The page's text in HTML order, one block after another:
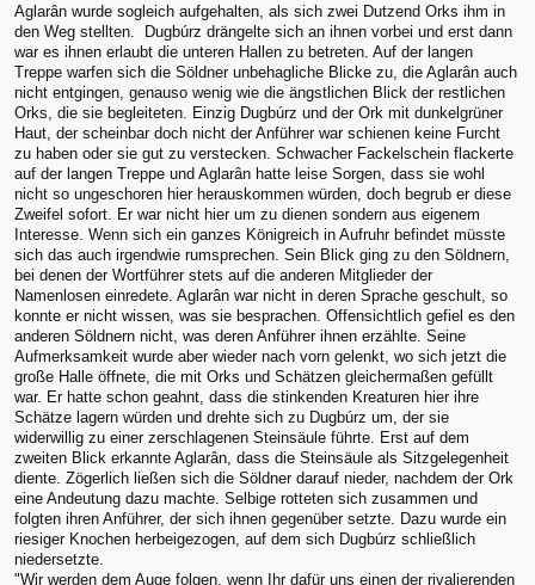
Aglarân wurde sogleich aufgehalten, als sich zwei Dutzend Orks ihm in
den Weg stellten. Dugbúrz drängelte sich an ihnen vorbei und erst dann
war es ihnen erlaubt die unteren Hallen zu betreten. Auf der langen
Treppe warfen sich die Söldner unbehagliche Blicke zu, die Aglarân auch
nicht entgingen, genauso wenig wie die ängstlichen Blick der restlichen
Orks, die sie begleiteten. Einzig Dugbúrz und der Ork mit dunkelgrüner
Haut, der scheinbar doch nicht der Anführer war schienen keine Furcht
zu haben oder sie gut zu verstecken. Schwacher Fackelschein flackerte
auf der langen Treppe und Aglarân hatte leise Sorgen, dass sie wohl
nicht so ungeschoren hier herauskommen würden, doch begrub er diese
Zweifel sofort. Er war nicht hier um zu dienen sondern aus eigenem
Interesse. Wenn sich ein ganzes Königreich in Aufruhr befindet müsste
sich das auch irgendwie rumsprechen. Sein Blick ging zu den Söldnern,
bei denen der Wortführer stets auf die anderen Mitglieder der
Namenlosen einredete. Aglarân war nicht in deren Sprache geschult, so
konnte er nicht wissen, was sie besprachen. Offensichtlich gefiel es den
anderen Söldnern nicht, was deren Anführer ihnen erzählte. Seine
Aufmerksamkeit wurde aber wieder nach vorn gelenkt, wo sich jetzt die
große Halle öffnete, die mit Orks und Schätzen gleichermaßen gefüllt
war. Er hatte schon geahnt, dass die stinkenden Kreaturen hier ihre
Schätze lagern würden und drehte sich zu Dugbúrz um, der sie
widerwillig zu einer zerschlagenen Steinsäule führte. Erst auf dem
zweiten Blick erkannte Aglarân, dass die Steinsäule als Sitzgelegenheit
diente. Zögerlich ließen sich die Söldner darauf nieder, nachdem der Ork
eine Andeutung dazu machte. Selbige rotteten sich zusammen und
folgten ihren Anführer, der sich ihnen gegenüber setzte. Dazu wurde ein
riesiger Knochen herbeigezogen, auf dem sich Dugbúrz schließlich
niedersetzte.
"Wir werden dem Auge folgen, wenn Ihr dafür uns einen der rivalierenden